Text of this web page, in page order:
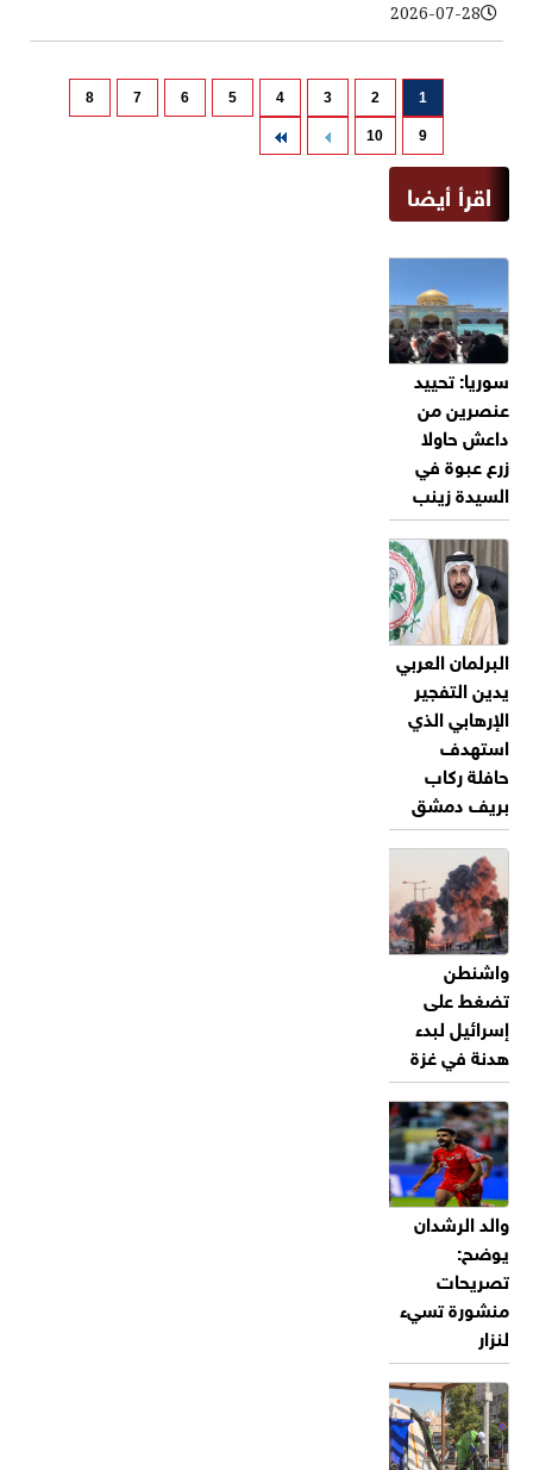
2026-07-28
1
2
3
4
5
6
7
8
9
10
اقرأ أيضا
سوريا: تحييد
عنصرين من
داعش حاولا
زرع عبوة في
السيدة زينب
البرلمان العربي
يدين التفجير
الإرهابي الذي
استهدف
حافلة ركاب
بريف دمشق
واشنطن
تضغط على
إسرائيل لبدء
هدنة في غزة
والد الرشدان
يوضح:
تصريحات
منشورة تسيء
لنزار